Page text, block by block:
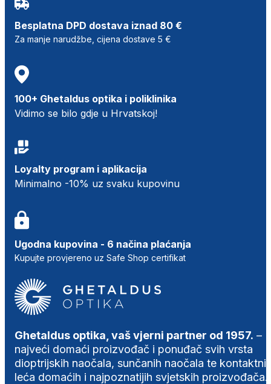
Besplatna DPD dostava iznad 80 €
Za manje narudžbe, cijena dostave 5 €
100+ Ghetaldus optika i poliklinika
Vidimo se bilo gdje u Hrvatskoj!
Loyalty program i aplikacija
Minimalno -10% uz svaku kupovinu
Ugodna kupovina - 6 načina plaćanja
Kupujte provjereno uz Safe Shop certifikat
Ghetaldus optika, vaš vjerni partner od 1957. –
najveći domaći proizvođač i ponuđač svih vrsta
dioptrijskih naočala, sunčanih naočala te
leća domaćih i najpoznatijih svjetskih proizvođača.